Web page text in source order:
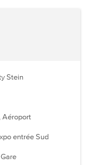
Stein
Aéroport
entrée Sud